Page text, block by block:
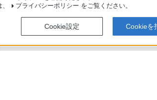
、
プライバシーポリシー をご覧ください。
Cookie設定 Cookieを